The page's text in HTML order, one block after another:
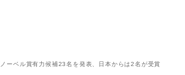
ーベル賞有力候補23名を発表、日本からは2名が受賞